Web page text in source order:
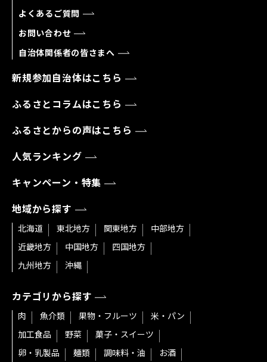
よくあるご質問
お問い合わせ
自治体関係者の皆さまへ
新規参加自治体はこちら
ふるさとコラムはこちら
ふるさとからの声はこちら
人気ランキング
キャンペーン・特集
地域から探す
北海道 東北地方 関東地方
中部地方
近畿地方
中国地方
四国地方
九州地方
沖縄
カテゴリから探す
肉 魚介類 果物・フルーツ
米・パン
加工食品
野菜
菓子・スイーツ
卵・乳製品
麺類 調味料・油
お酒